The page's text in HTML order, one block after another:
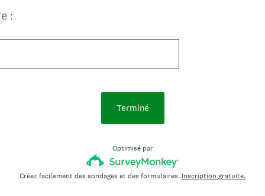
:
Terminé
Optimisé par
Créez facilement des sondages et des formulaires. Inscription gratuite.